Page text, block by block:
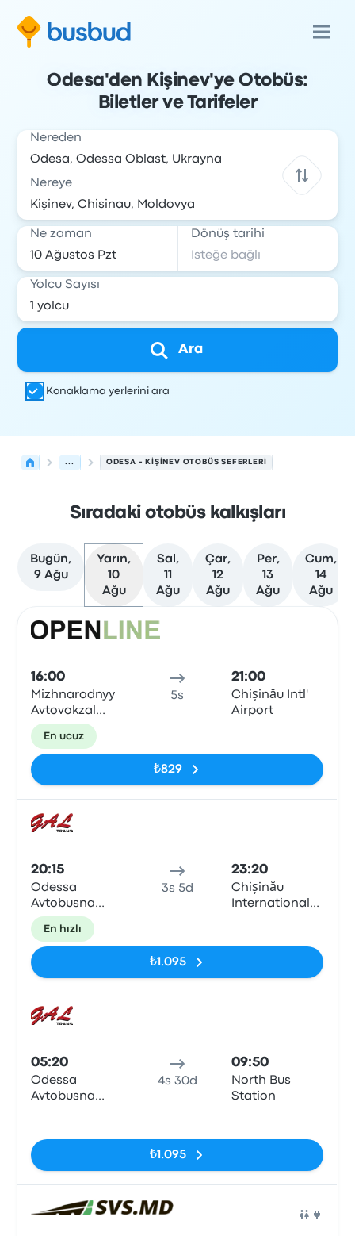
Odesa'den Kişinev'ye Otobüs:
Biletler ve Tarifeler
Nereden
Nereye
Ne zaman Dönüş tarihi
Yolcu Sayısı
Ara
Konaklama yerlerini ara
... ODESA - KIŞINEV OTOBÜS SEFERLERI
Sıradaki otobüs kalkışları
Bugün,
9 Ağu
Yarın,
10
Ağu
Sal,
11
Ağu
Çar,
12
Ağu
Per,
13
Ağu
Cum,
14
Ağu
16:00
Mizhnarodnyy
Avtovokzal
Odesa
5s
21:00
Chișinău Intl'
Airport
En ucuz
₺829
20:15
Odessa
Avtobusna
Zupynka
3s 5d
23:20
Chișinău
International
En hızlı
₺1.095
05:20
Odessa
Avtobusna
4s 30d
09:50
North Bus
Station
₺1.095